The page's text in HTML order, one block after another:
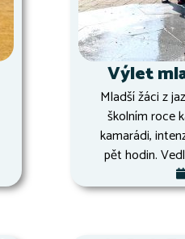
Výlet
Mladší žáci z
školním roce
kamarádi,
pět hodin.